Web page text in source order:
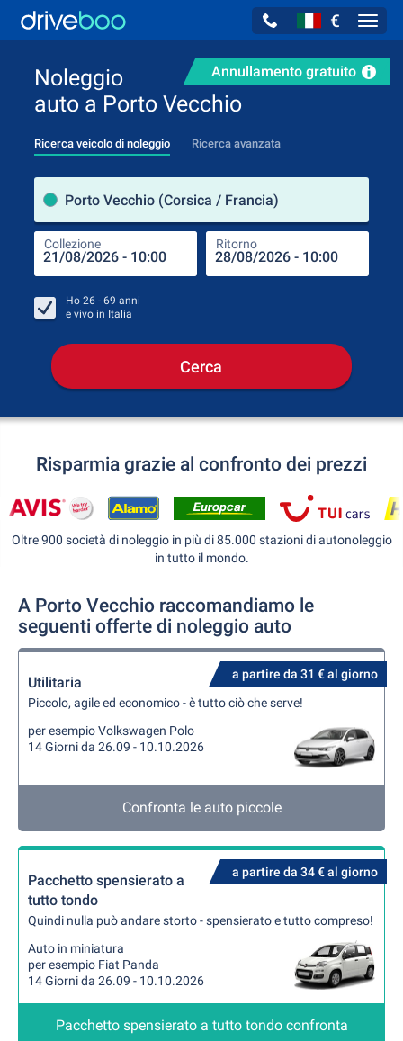
€
Annullamento gratuito
Noleggio
auto a Porto Vecchio
Ricerca veicolo di noleggio Ricerca avanzata
Porto Vecchio (Corsica / Francia)
Collezione Ritorno
Ho 26 - 69 anni
e vivo in Italia
Cerca
Risparmia grazie al confronto dei prezzi
Oltre 900 società di noleggio in più di 85.000 stazioni di autonoleggio
in tutto il mondo.
A Porto Vecchio raccomandiamo le
seguenti offerte di noleggio auto
a partire da 31 € al giorno
Utilitaria
Piccolo, agile ed economico - è tutto ciò che serve!
per esempio Volkswagen Polo
14 Giorni da 26.09 - 10.10.2026
Confronta le auto piccole
a partire da 34 € al giorno
Pacchetto spensierato a
tutto tondo
Quindi nulla può andare storto - spensierato e tutto compreso!
Auto in miniatura
per esempio Fiat Panda
14 Giorni da 26.09 - 10.10.2026
Pacchetto spensierato a tutto tondo confronta